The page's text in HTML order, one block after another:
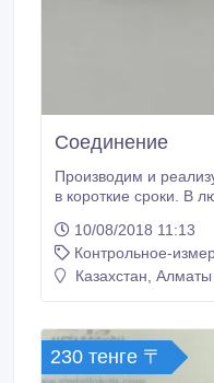
Соединение
Производим и
в короткие сроки. В
производитель, не требует обязательной
сертификации..
10/08/2018 11:13
Контрольное-
Казахстан, Алматы
230 тенге 〒